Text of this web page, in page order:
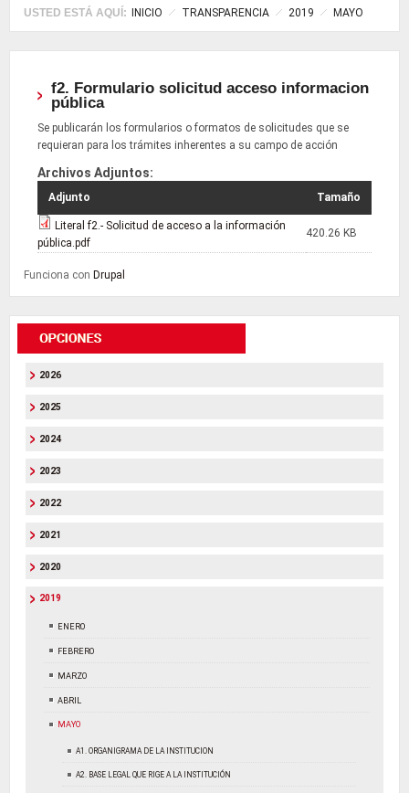
USTED ESTÁ AQUÍ: INICIO TRANSPARENCIA 2019 MAYO
f2. Formulario solicitud acceso informacion
pública
Se publicarán los formularios o formatos de solicitudes que se
requieran para los trámites inherentes a su campo de acción
Archivos Adjuntos:
Adjunto Tamaño
Literal f2.- Solicitud de acceso a la información
pública.pdf
420.26 KB
Funciona con Drupal
2026
2025
2024
2023
2022
2021
2020
2019
ENERO
FEBRERO
MARZO
ABRIL
MAYO
A1. ORGANIGRAMA DE LA INSTITUCION
A2. BASE LEGAL QUE RIGE A LA INSTITUCIÓN